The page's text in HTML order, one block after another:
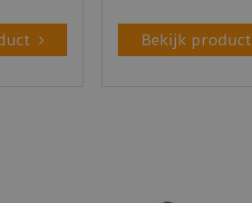
Bekijk product